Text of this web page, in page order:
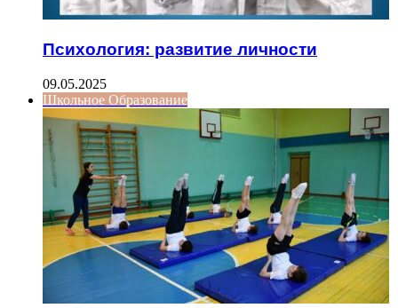
Психология: развитие личности
09.05.2025
Школьное Образование